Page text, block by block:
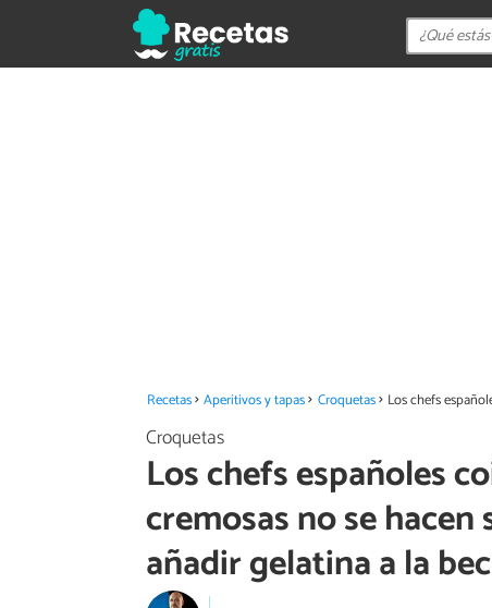
Recetas Aperitivos y tapas Croquetas Los chefs
Croquetas
Los chefs españoles
cremosas no se
añadir gelatina a la